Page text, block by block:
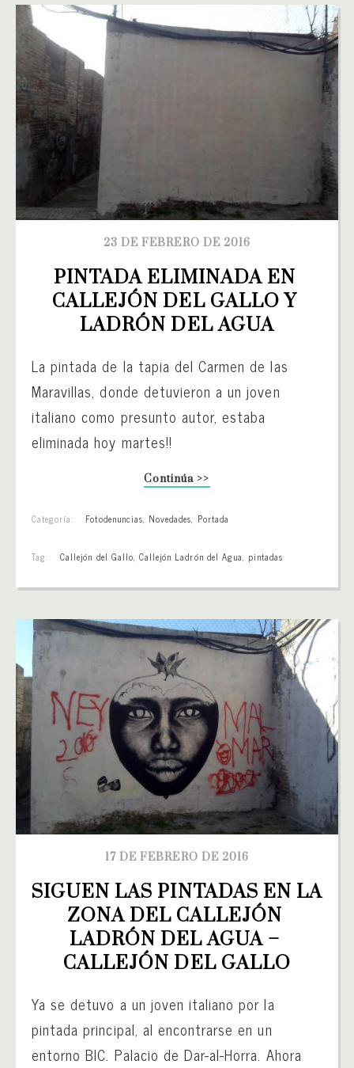
23 DE FEBRERO DE 2016
PINTADA ELIMINADA EN
CALLEJÓN DEL GALLO Y
LADRÓN DEL AGUA
La pintada de la tapia del Carmen de las
Maravillas, donde detuvieron a un joven
italiano como presunto autor, estaba
eliminada hoy martes!!
Continúa >>
Categoría: Fotodenuncias, Novedades, Portada
Tag: Callejón del Gallo, Callejón Ladrón del Agua, pintadas
17 DE FEBRERO DE 2016
SIGUEN LAS PINTADAS EN LA
ZONA DEL CALLEJÓN
LADRÓN DEL AGUA –
CALLEJÓN DEL GALLO
Ya se detuvo a un joven italiano por la
pintada principal, al encontrarse en un
entorno BIC. Palacio de Dar-al-Horra. Ahora